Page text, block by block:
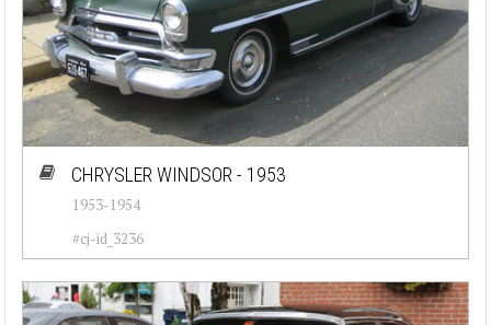
CHRYSLER WINDSOR - 1953
1953-1954
#cj-id_3236